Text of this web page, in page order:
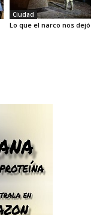
Ciudad
Lo que el narco nos dejó